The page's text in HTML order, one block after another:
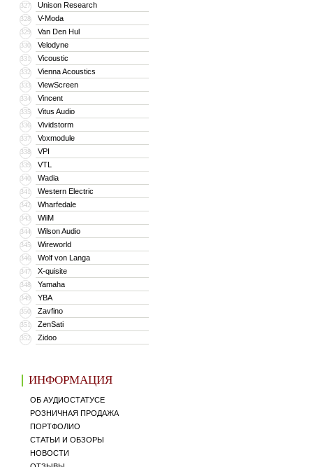
327 Unison Research
328 V-Moda
329 Van Den Hul
330 Velodyne
331 Vicoustic
332 Vienna Acoustics
333 ViewScreen
334 Vincent
335 Vitus Audio
336 Vividstorm
337 Voxmodule
338 VPI
339 VTL
340 Wadia
341 Western Electric
342 Wharfedale
343 WiiM
344 Wilson Audio
345 Wireworld
346 Wolf von Langa
347 X-quisite
348 Yamaha
349 YBA
350 Zavfino
351 ZenSati
352 Zidoo
ИНФОРМАЦИЯ
ОБ АУДИОСТАТУСЕ
РОЗНИЧНАЯ ПРОДАЖА
ПОРТФОЛИО
СТАТЬИ И ОБЗОРЫ
НОВОСТИ